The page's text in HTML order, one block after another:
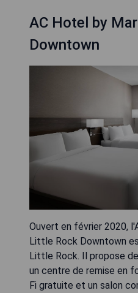
AC Hotel by
Downtown
Ouvert en février 2020,
Little Rock Downtown
Little Rock. Il propose
un centre de remise en
Fi gratuite et un salon